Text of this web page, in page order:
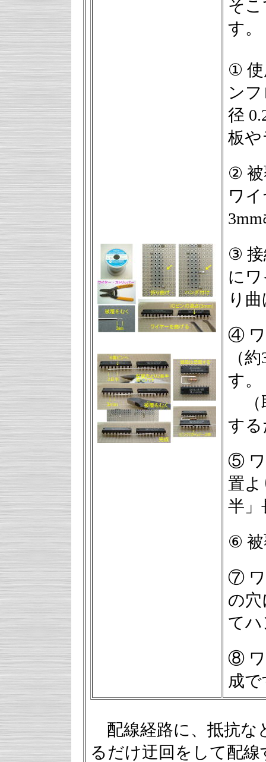
そ
す。
① 使
ン
径
板や
② 被
ワ
③ 接
に
り
④ ワ
（
す。
（
す
⑤ ワ
置よ
半」
⑥ 被
⑦ ワ
の
て
⑧ ワ
成
配線経路に、抵抗な
るだけ迂回をして配